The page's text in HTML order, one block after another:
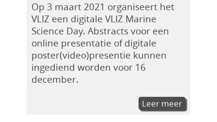
Op 3 maart 2021 organiseert het
VLIZ een digitale VLIZ Marine
Science Day. Abstracts voor een
online presentatie of digitale
poster(video)presentie kunnen
ingediend worden voor 16
december.
Leer meer